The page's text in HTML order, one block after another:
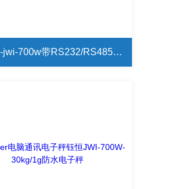
jadever-jwi-700w带RS232/RS485通讯电子秤 钰恒jwi-700w-100kg